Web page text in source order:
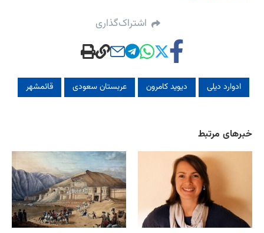
اشتراک‌گذاری
ادوارد دیلی دیوید کامرون عربستان سعودی قائمشهر
خبرهای مرتبط